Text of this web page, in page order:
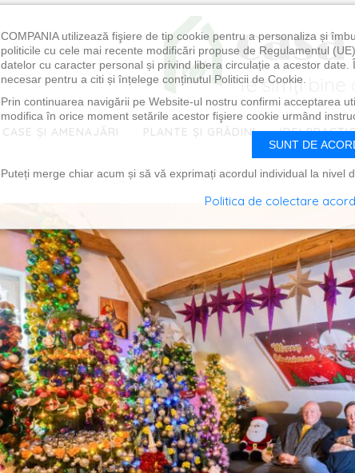
CASE ȘI AMENAJĂRI PLANTE ȘI GRĂDINI IDEI
COMPANIA utilizează fişiere de tip cookie pentru a personaliza și
politicile cu cele mai recente modificări propuse de Regulamentul
datelor cu caracter personal și privind libera circulație a acestor
necesar pentru a citi și înțelege conținutul Politicii de Cookie.
Prin continuarea navigării pe Website-ul nostru confirmi acceptarea
modifica în orice moment setările acestor fişiere cookie urmând
SUNT DE
Puteți merge chiar acum și să vă exprimați acordul individual la nivel
Politica de colectare